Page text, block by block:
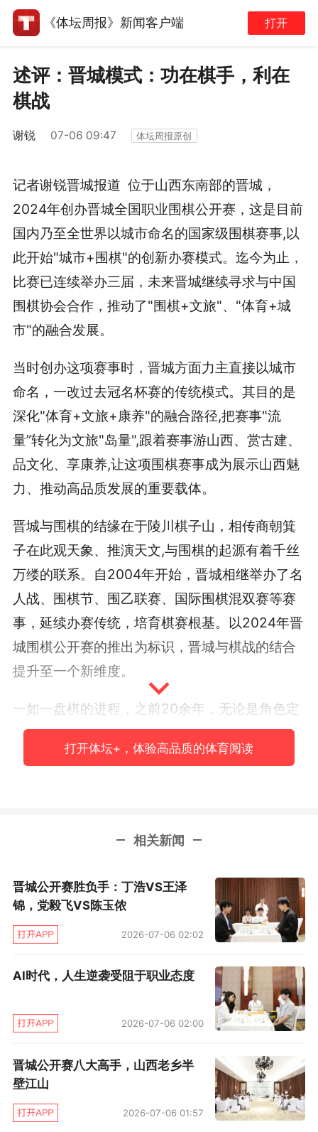
《体坛周报》新闻客户端 打开
述评：晋城模式：功在棋手，利在
棋战
谢锐 07-06 09:47 体坛周报原创
记者谢锐晋城报道 位于山西东南部的晋城，
2024年创办晋城全国职业围棋公开赛，这是目前
国内乃至全世界以城市命名的国家级围棋赛事,以
此开始"城市+围棋"的创新办赛模式。迄今为止，
比赛已连续举办三届，未来晋城继续寻求与中国
围棋协会合作，推动了"围棋+文旅"、"体育+城
市"的融合发展。
当时创办这项赛事时，晋城方面力主直接以城市
命名，一改过去冠名杯赛的传统模式。其目的是
深化"体育+文旅+康养"的融合路径,把赛事"流
量”转化为文旅"岛量",跟着赛事游山西、赏古建、
品文化、享康养,让这项围棋赛事成为展示山西魅
力、推动高品质发展的重要载体。
晋城与围棋的结缘在于陵川棋子山，相传商朝箕
子在此观天象、推演天文,与围棋的起源有着千丝
万缕的联系。自2004年开始，晋城相继举办了名
人战、围棋节、围乙联赛、国际围棋混双赛等赛
事，延续办赛传统，培育棋赛根基。以2024年晋
城围棋公开赛的推出为标识，晋城与棋战的结合
提升至一个新维度。
一如一盘棋的进程，之前20余年，无论是角色定
位，还是赛事规模，晋城办赛更多的是一个参与
者、旁观者，都没有上升到参与赛事决策甚至主
但从2024年晋城公开赛开始，这项赛事的步步改
大到64个，从预选赛中选拔产生32个，预选赛开
放包容、分组精细,给年轻棋手挑战的机会,也给元
老棋手预留坚守的空间，共分为24个公开组、4
个女子组、3个青少年组（细分至U14、U15-
预选细分组别给了新锐和元老棋手参赛机会。本
尹成志五段出现在本赛赛场，尹成志首轮还战胜
了应一韬六段，次轮不敌陈贤八段；张一淼首轮
不敌陶欣然九段，但也让后者大费周章。
打开体坛+，体验高品质的体育阅读
相关新闻
晋城公开赛胜负手：丁浩VS王泽
锦，党毅飞VS陈玉侬
2026-07-06 02:02
AI时代，人生逆袭受阻于职业态度
2026-07-06 02:00
晋城公开赛八大高手，山西老乡半
壁江山
2026-07-06 01:57